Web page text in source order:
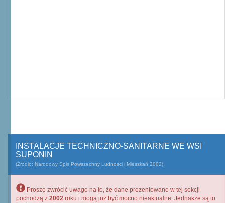
INSTALACJE TECHNICZNO-SANITARNE WE WSI
SUPONIN
(Źródło: Narodowy Spis Powszechny Ludności i Mieszkań 2002)
Proszę zwrócić uwagę na to, że dane prezentowane w tej sekcji
pochodzą z 2002 roku i mogą już być mocno nieaktualne. Jednakże są to